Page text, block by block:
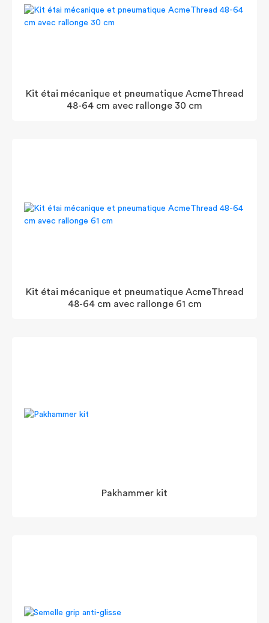
Kit étai mécanique et pneumatique AcmeThread
48-64 cm avec rallonge 30 cm
Kit étai mécanique et pneumatique AcmeThread
48-64 cm avec rallonge 61 cm
Pakhammer kit